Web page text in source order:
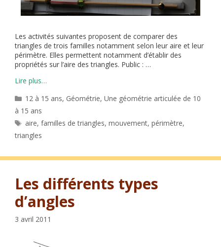
Les activités suivantes proposent de comparer des
triangles de trois familles notamment selon leur aire et leur
périmètre. Elles permettent notamment d’établir des
propriétés sur l’aire des triangles. Public : …
Lire plus…
Catégories
12 à 15 ans, Géométrie,Une géométrie articulée de 10
à 15 ans
Étiquettes
aire,familles de triangles,mouvement,périmètre,
triangles
Les différents types
d’angles
3 avril 2011